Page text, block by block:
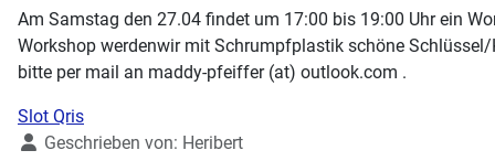
Am Samstag den 27.04 findet um 17:00 bis 19:00 Uhr ein
Workshop werdenwir mit Schrumpfplastik schöne
bitte per mail an maddy-pfeiffer (at) outlook.com .
Slot Qris
DetailsGeschrieben von: Heribert